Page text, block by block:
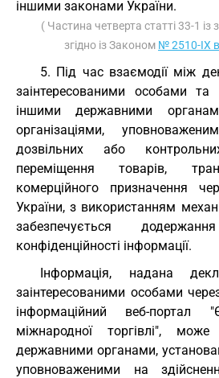
іншими законами України.
( Частина четверта статті 33-1
згідно із Законом № 2510-IX
5. Під час взаємодії між
заінтересованими особами
іншими державними
організаціями,
дозвільних або
переміщення товарів,
комерційного призначення
України, з використанням
забезпечується
конфіденційності інформації.
Інформація, надана
заінтересованими особами
інформаційний веб-
міжнародної торгівлі", може
державними органами,
уповноваженими на